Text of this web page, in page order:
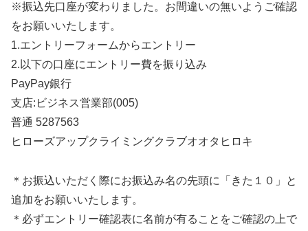
※振込先口座が変わりました。お間違いの無いようご確認
をお願いいたします。
1.エントリーフォームからエントリー
2.以下の口座にエントリー費を振り込み
PayPay銀行
支店:ビジネス営業部(005)
普通 5287563
ヒローズアップクライミングクラブオオタヒロキ
＊お振込いただく際にお振込み名の先頭に「きた１０」と
追加をお願いいたします。
＊必ずエントリー確認表に名前が有ることをご確認の上で